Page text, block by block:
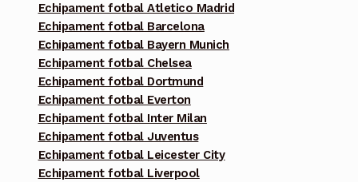
Echipament fotbal Atletico Madrid
Echipament fotbal Barcelona
Echipament fotbal Bayern Munich
Echipament fotbal Chelsea
Echipament fotbal Dortmund
Echipament fotbal Everton
Echipament fotbal Inter Milan
Echipament fotbal Juventus
Echipament fotbal Leicester City
Echipament fotbal Liverpool